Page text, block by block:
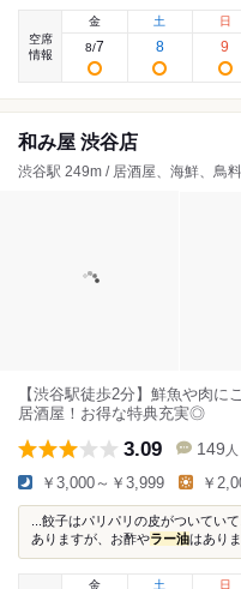
空席
情報
金
8/7
土
8
日
9
和み屋 渋谷店
渋谷駅 249m / 居酒屋、海鮮、鳥
【渋谷駅徒歩2分】鮮魚や肉
居酒屋！お得な特典充実◎
3.09 149 人
￥3,000～￥3,999 ￥
...餃子はパリパリの皮がついてい
ありますが、お酢やラー油はあり
金 土 日